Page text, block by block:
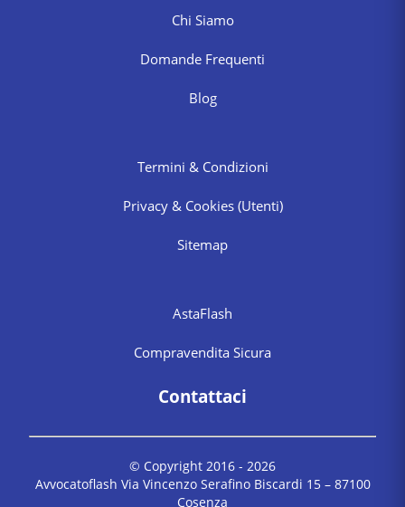
Chi Siamo
Domande Frequenti
Blog
Termini & Condizioni
Privacy & Cookies (Utenti)
Sitemap
AstaFlash
Compravendita Sicura
Contattaci
© Copyright 2016 - 2026
Avvocatoflash Via Vincenzo Serafino Biscardi 15 – 87100
Cosenza